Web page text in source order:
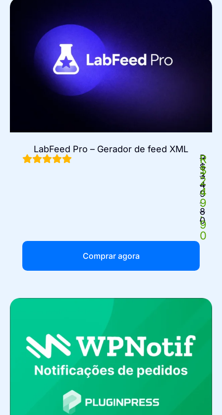
LabFeed Pro – Gerador de feed XML
R
$
3
4
9
.
8
0
R
$
2
4
9
.
9
0
Comprar agora